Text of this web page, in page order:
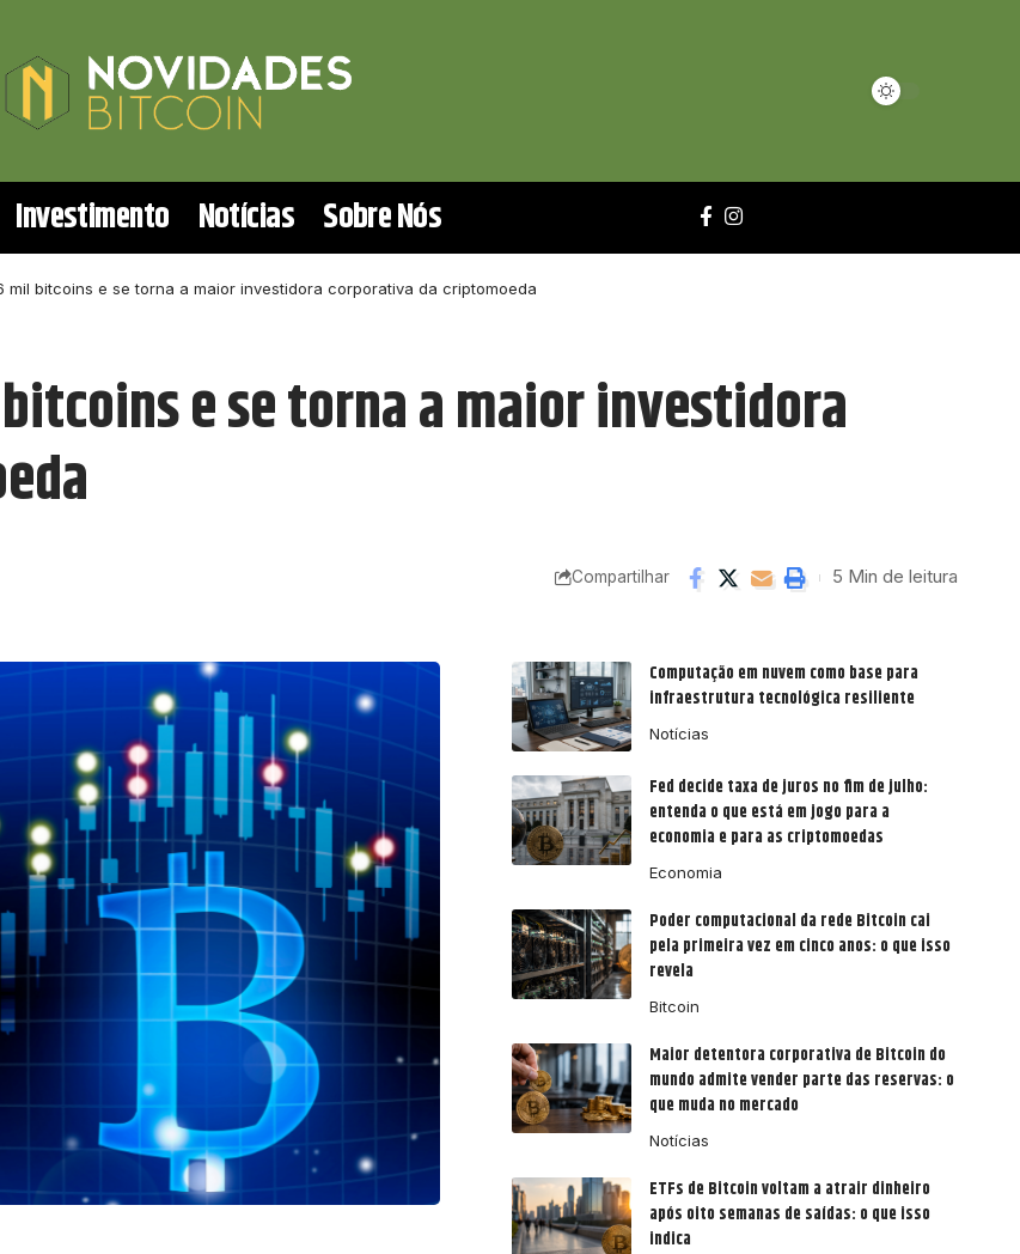
Investimento Notícias Sobre Nós
mil bitcoins e se torna a maior investidora corporativa da criptomoeda
e se torna a maior investidora
Compartilhar 5 Min de leitura
Computação em nuvem como base para
infraestrutura tecnológica resiliente
Notícias
Fed decide taxa de juros no fim de julho:
entenda o que está em jogo para a
economia e para as criptomoedas
Economia
Poder computacional da rede Bitcoin cai
pela primeira vez em cinco anos: o que isso
revela
Bitcoin
Maior detentora corporativa de Bitcoin do
mundo admite vender parte das reservas: o
que muda no mercado
Notícias
ETFs de Bitcoin voltam a atrair dinheiro
após oito semanas de saídas: o que isso
indica